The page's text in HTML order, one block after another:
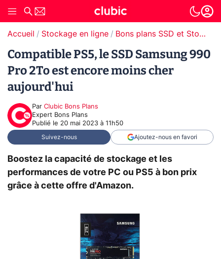
Accueil Stockage en ligne Bons plans SSD et Stockage
Compatible PS5, le SSD Samsung 990
Pro 2To est encore moins cher
aujourd'hui
Par Clubic Bons Plans
Expert Bons Plans
Publié le 20 mai 2023 à 11h50
Suivez-nous Ajoutez-nous en favori
Boostez la capacité de stockage et les
performances de votre PC ou PS5 à bon prix
grâce à cette offre d'Amazon.